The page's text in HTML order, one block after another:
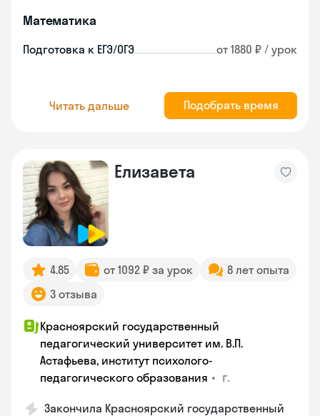
Математика
Подготовка к ЕГЭ/ОГЭ от 1880 ₽ / урок
Читать дальше Подобрать время
Елизавета
4.85 от 1092 ₽ за урок
8 лет опыта
3 отзыва
Красноярский государственный
педагогический университет им. В.П.
Астафьева, институт психолого-
педагогического образования • г.
Закончила Красноярский государственный